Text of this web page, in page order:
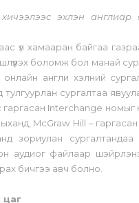
эхлэн англиар
үл хамааран байгаа
боломж бол манай
онлайн англи хэлний
тулгуурлан сургалтаа
гаргасан Interchange номыг
McGraw Hill –
зориулан
аудиог файлаар
бичгээ авч болно.
цаг